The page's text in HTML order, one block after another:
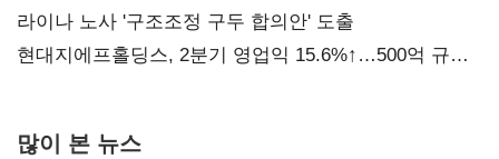
라이나 노사 '구조조정 구두 합의안' 도출
현대지에프홀딩스, 2분기 영업익 15.6%↑…500억 규모
많이 본 뉴스